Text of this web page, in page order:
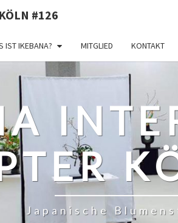
#126
IST IKEBANA? MITGLIED KONTAKT
Japanische